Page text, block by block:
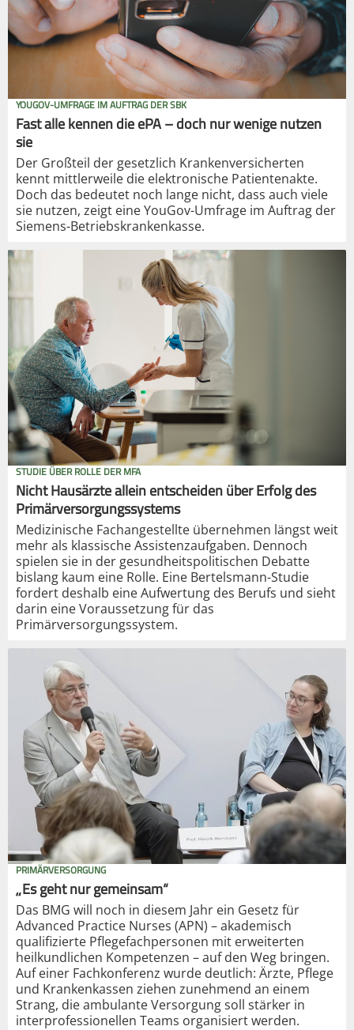
YOUGOV-UMFRAGE IM AUFTRAG DER SBK
Fast alle kennen die ePA – doch nur wenige nutzen
sie
Der Großteil der gesetzlich Krankenversicherten
kennt mittlerweile die elektronische Patientenakte.
Doch das bedeutet noch lange nicht, dass auch viele
sie nutzen, zeigt eine YouGov-Umfrage im Auftrag der
Siemens-Betriebskrankenkasse.
STUDIE ÜBER ROLLE DER MFA
Nicht Hausärzte allein entscheiden über Erfolg des
Primärversorgungssystems
Medizinische Fachangestellte übernehmen längst weit
mehr als klassische Assistenzaufgaben. Dennoch
spielen sie in der gesundheitspolitischen Debatte
bislang kaum eine Rolle. Eine Bertelsmann-Studie
fordert deshalb eine Aufwertung des Berufs und sieht
darin eine Voraussetzung für das
Primärversorgungssystem.
PRIMÄRVERSORGUNG
„Es geht nur gemeinsam“
Das BMG will noch in diesem Jahr ein Gesetz für
Advanced Practice Nurses (APN) – akademisch
qualifizierte Pflegefachpersonen mit erweiterten
heilkundlichen Kompetenzen – auf den Weg bringen.
Auf einer Fachkonferenz wurde deutlich: Ärzte, Pflege
und Krankenkassen ziehen zunehmend an einem
Strang, die ambulante Versorgung soll stärker in
interprofessionellen Teams organisiert werden.